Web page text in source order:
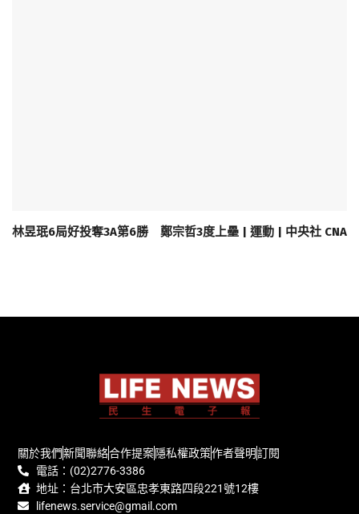
林昱珉6局好投奪3A第6勝 鄭宗哲3度上壘 | 運動 | 中央社 CNA
關於我們新聞聯絡合作提案隱私權政策作者聲明訂閱
電話：(02)2776-3386
地址：台北市大安區忠孝東路四段221號12樓
lifenews.service@gmail.com